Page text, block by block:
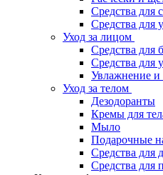
Средства для
Средства для
Уход за лицом
Средства для
Средства для
Увлажнение и
Уход за телом
Дезодоранты
Кремы для
Мыло
Подарочные
Средства для
Средства для